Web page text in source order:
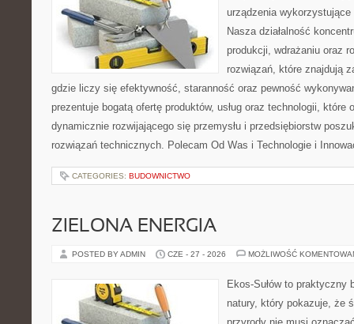
urządzenia
Nasza działalność
produkcji, wdrażaniu oraz
rozwiązań, które znajdują
gdzie liczy się efektywność, staranność oraz pewność
prezentuje bogatą ofertę produktów, usług oraz technologii, które
dynamicznie rozwijającego się przemysłu i przedsiębiorstw
rozwiązań technicznych. Polecam Od Was i Technologie i
CATEGORIES: BUDOWNICTWO
ZIELONA ENERGIA
POSTED BY ADMIN CZE - 27 - 2026 MOŻLIWOŚĆ
Ekos-Sułów to praktyczny
natury, który pokazuje, że